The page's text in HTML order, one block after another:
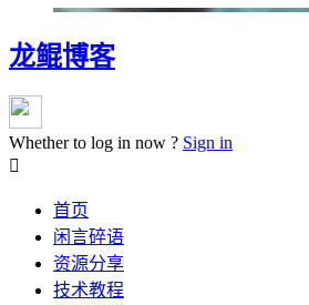
龙鲲博客
Whether to log in now ? Sign in

首页
闲言碎语
资源分享
技术教程